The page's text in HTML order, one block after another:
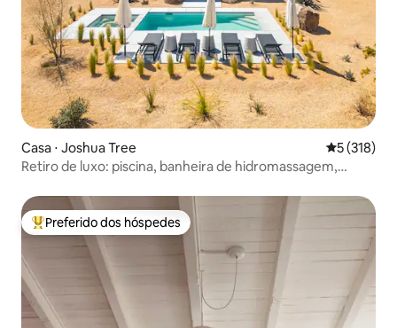
Casa ⋅ Joshua Tree 5 de uma
5 (318)
Retiro de luxo: piscina, banheira de hidromassagem,
Entre os melhores preferidos dos hóspedes
Preferido dos hóspedes